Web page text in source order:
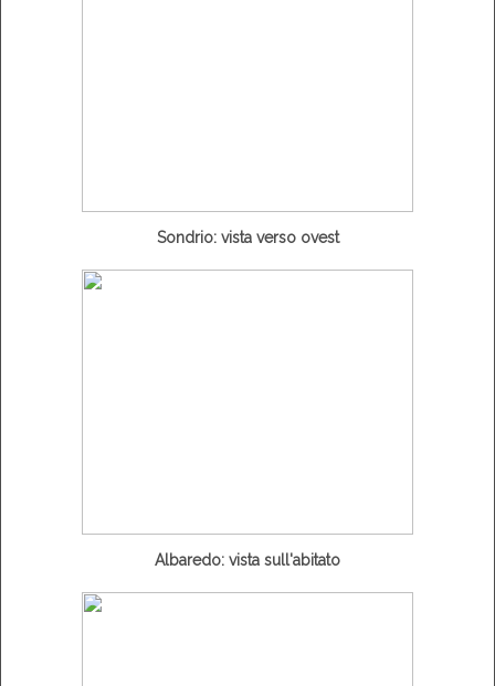
Sondrio: vista verso ovest
Albaredo: vista sull'abitato